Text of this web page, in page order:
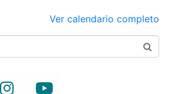
Ver calendario completo